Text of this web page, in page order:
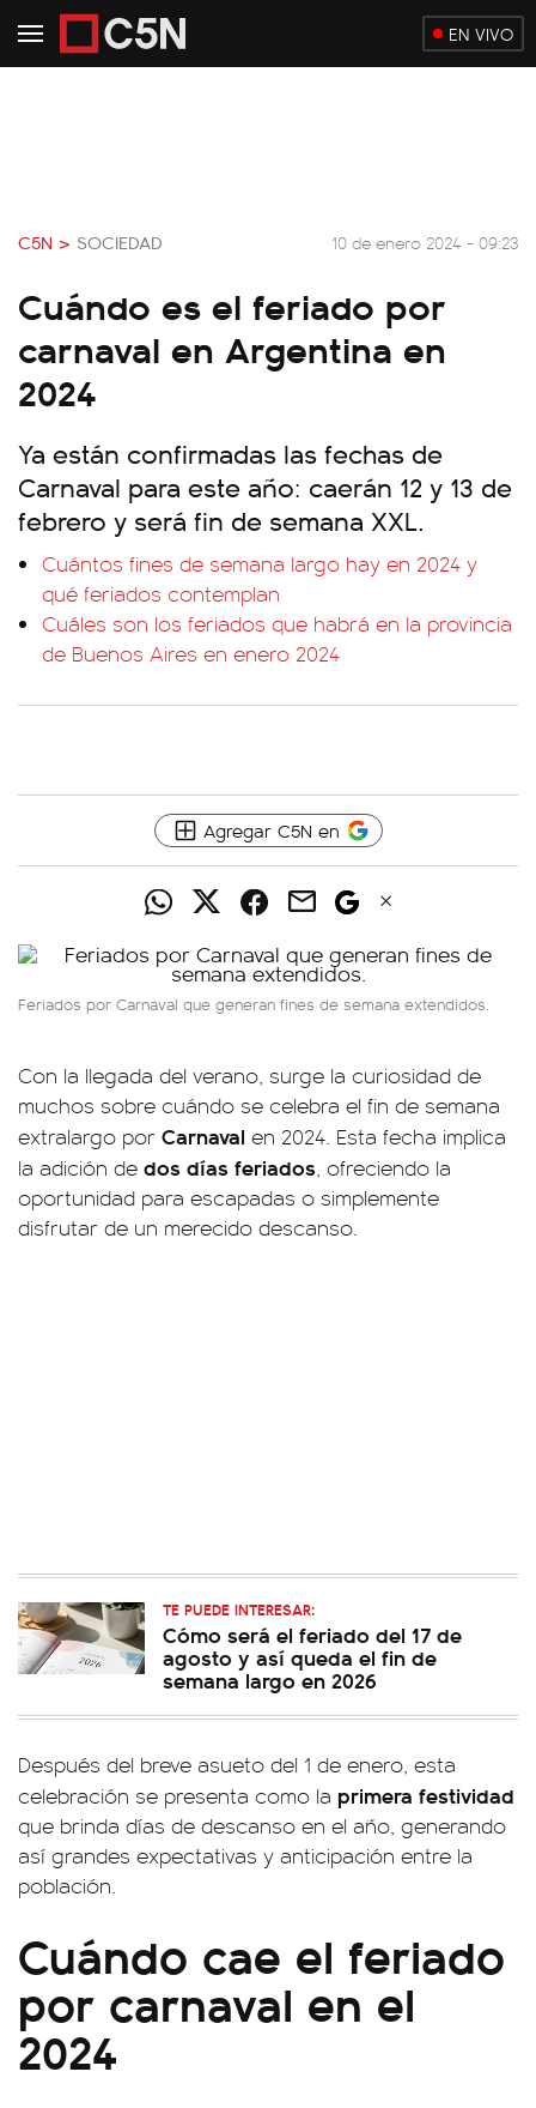
EN VIVO
C5N > SOCIEDAD 10 de enero 2024 - 09:23
Cuándo es el feriado por
carnaval en Argentina en
2024
Ya están confirmadas las fechas de
Carnaval para este año: caerán 12 y 13 de
febrero y será fin de semana XXL.
Cuántos fines de semana largo hay en 2024 y
qué feriados contemplan
Cuáles son los feriados que habrá en la provincia
de Buenos Aires en enero 2024
Agregar C5N en
Feriados por Carnaval que generan fines de semana extendidos.
Con la llegada del verano, surge la curiosidad de
muchos sobre cuándo se celebra el fin de semana
extralargo por Carnaval en 2024. Esta fecha implica
la adición de dos días feriados, ofreciendo la
oportunidad para escapadas o simplemente
disfrutar de un merecido descanso.
TE PUEDE INTERESAR:
Cómo será el feriado del 17 de
agosto y así queda el fin de
semana largo en 2026
Después del breve asueto del 1 de enero, esta
celebración se presenta como la primera festividad
que brinda días de descanso en el año, generando
así grandes expectativas y anticipación entre la
población.
Cuándo cae el feriado
por carnaval en el
2024